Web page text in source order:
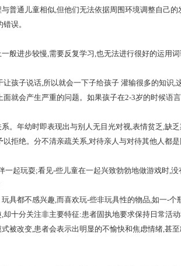
通儿童相似,但他们无法依据周围环境调整自己的
误。
进步较慢,需要反复学习,也无法进行很好的运用词
子说话,所以就会一下子给孩子 灌输很多的知识,
就会产生严重的问题。如果孩子在2-3岁的时候语
年幼时即表现出与别人无目光对视,表情贫乏,缺
拒绝。分不清亲疏关系,对待亲人与对待其他人都
起玩耍;看见-些儿童在一起兴致勃勃地做游戏时,没
都不感兴趣,而喜欢玩-些非玩具性的物品,如一-个
十分关注非主要特征:患者固执地要求保持日常活
被改变,患者会表示出明显的不愉快和焦虑情绪,甚